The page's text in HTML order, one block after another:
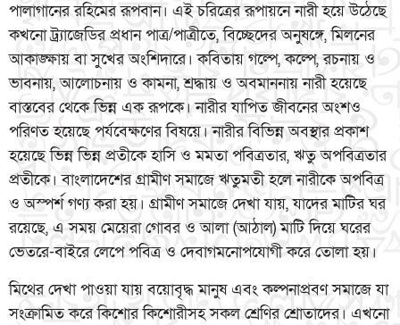
পালাগানের রহিমের রূপবান। এই চরিত্রের রূপায়নে নারী হয়ে উঠেছে
কখনো ট্র্যাজেডির প্রধান পাত্র/পাত্রীতে, বিচ্ছেদের অনুষঙ্গে, মিলনের
আকাঙ্ক্ষায় বা সুখের অংশিদারে। কবিতায় গল্পে, কল্পে, রচনায় ও
ভাবনায়, আলোচনায় ও কামনা, শ্রদ্ধায় ও অবমাননায় নারী হয়েছে
বাস্তবের থেকে ভিন্ন এক রূপকে। নারীর যাপিত জীবনের অংশও
পরিণত হয়েছে পর্যবেক্ষণের বিষয়ে। নারীর বিভিন্ন অবস্থার প্রকাশ
হয়েছে ভিন্ন ভিন্ন প্রতীকে হাসি ও মমতা পবিত্রতার, ঋতু অপবিত্রতার
প্রতীকে। বাংলাদেশের গ্রামীণ সমাজে ঋতুমতী হলে নারীকে অপবিত্র
ও অস্পর্শ গণ্য করা হয়। গ্রামীণ সমাজে দেখা যায়, যাদের মাটির ঘর
রয়েছে, এ সময় মেয়েরা গোবর ও আলা (আঠাল) মাটি দিয়ে ঘরের
ভেতরে-বাইরে লেপে পবিত্র ও দেবাগমনোপযোগী করে তোলা হয়।
মিথের দেখা পাওয়া যায় বয়োবৃদ্ধ মানুষ এবং কল্পনাপ্রবণ সমাজে যা
সংক্রামিত করে কিশোর কিশোরীসহ সকল শ্রেণির শ্রোতাদের। এখনো